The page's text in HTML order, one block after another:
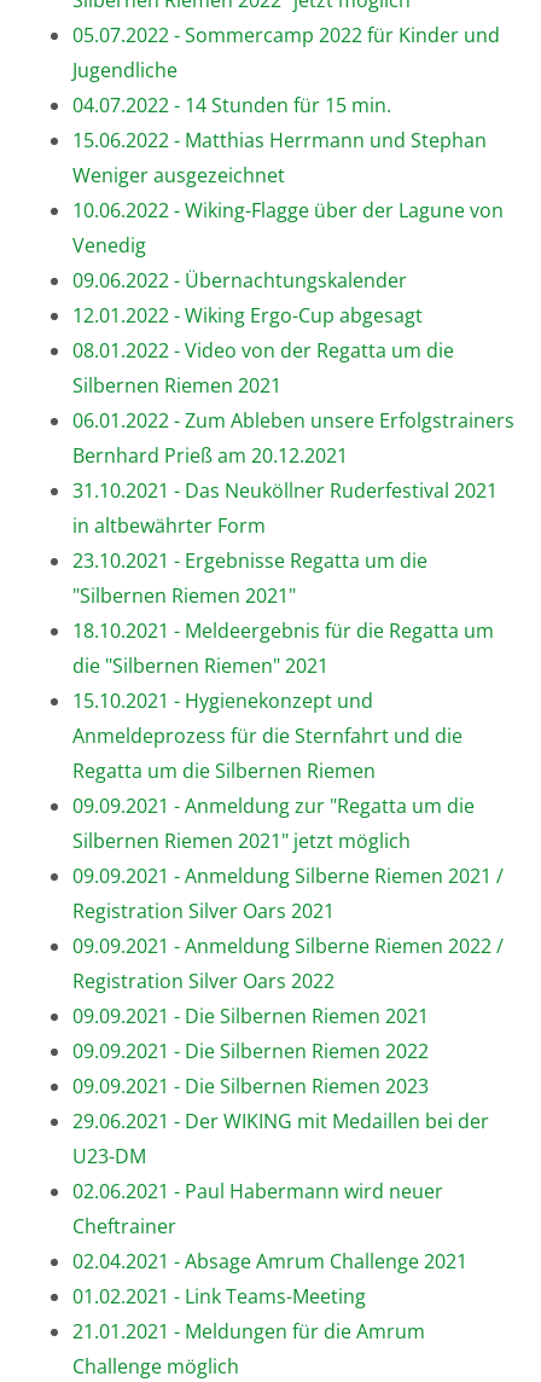
05.07.2022 - Sommercamp 2022 für Kinder und
Jugendliche
04.07.2022 - 14 Stunden für 15 min.
15.06.2022 - Matthias Herrmann und Stephan
Weniger ausgezeichnet
10.06.2022 - Wiking-Flagge über der Lagune von
Venedig
09.06.2022 - Übernachtungskalender
12.01.2022 - Wiking Ergo-Cup abgesagt
08.01.2022 - Video von der Regatta um die
Silbernen Riemen 2021
06.01.2022 - Zum Ableben unsere Erfolgstrainers
Bernhard Prieß am 20.12.2021
31.10.2021 - Das Neuköllner Ruderfestival 2021
in altbewährter Form
23.10.2021 - Ergebnisse Regatta um die
"Silbernen Riemen 2021"
18.10.2021 - Meldeergebnis für die Regatta um
die "Silbernen Riemen" 2021
15.10.2021 - Hygienekonzept und
Anmeldeprozess für die Sternfahrt und die
Regatta um die Silbernen Riemen
09.09.2021 - Anmeldung zur "Regatta um die
Silbernen Riemen 2021" jetzt möglich
09.09.2021 - Anmeldung Silberne Riemen 2021 /
Registration Silver Oars 2021
09.09.2021 - Anmeldung Silberne Riemen 2022 /
Registration Silver Oars 2022
09.09.2021 - Die Silbernen Riemen 2021
09.09.2021 - Die Silbernen Riemen 2022
09.09.2021 - Die Silbernen Riemen 2023
29.06.2021 - Der WIKING mit Medaillen bei der
U23-DM
02.06.2021 - Paul Habermann wird neuer
Cheftrainer
02.04.2021 - Absage Amrum Challenge 2021
01.02.2021 - Link Teams-Meeting
21.01.2021 - Meldungen für die Amrum
Challenge möglich